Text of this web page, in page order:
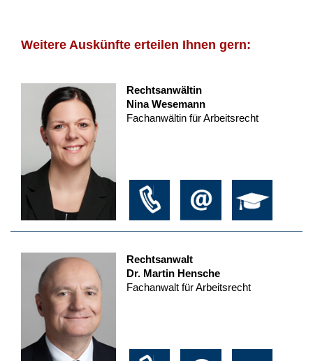
Weitere Auskünfte erteilen Ihnen gern:
Rechtsanwältin
Nina Wesemann
Fachanwältin für Arbeitsrecht
Rechtsanwalt
Dr. Martin Hensche
Fachanwalt für Arbeitsrecht